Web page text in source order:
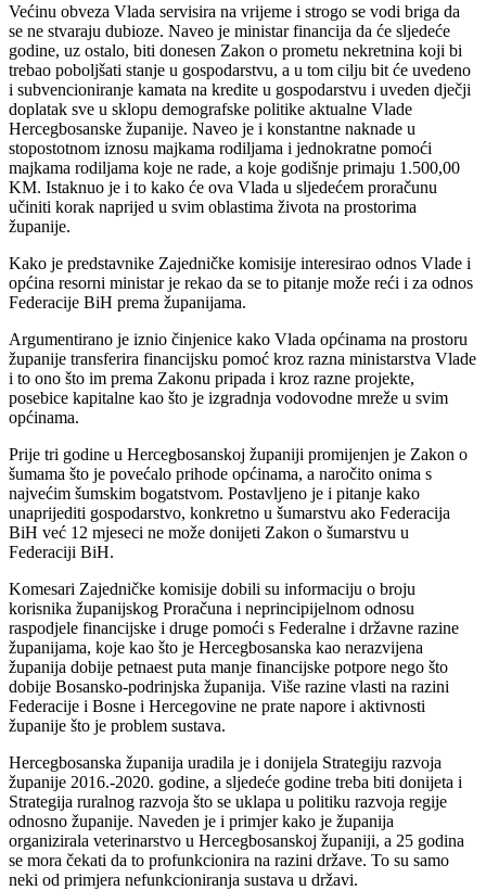
Većinu obveza Vlada servisira na vrijeme i strogo se vodi briga da
se ne stvaraju dubioze. Naveo je ministar financija da će sljedeće
godine, uz ostalo, biti donesen Zakon o prometu nekretnina koji bi
trebao poboljšati stanje u gospodarstvu, a u tom cilju bit će uvedeno
i subvencioniranje kamata na kredite u gospodarstvu i uveden dječji
doplatak sve u sklopu demografske politike aktualne Vlade
Hercegbosanske županije. Naveo je i konstantne naknade u
stopostotnom iznosu majkama rodiljama i jednokratne pomoći
majkama rodiljama koje ne rade, a koje godišnje primaju 1.500,00
KM. Istaknuo je i to kako će ova Vlada u sljedećem proračunu
učiniti korak naprijed u svim oblastima života na prostorima
županije.
Kako je predstavnike Zajedničke komisije interesirao odnos Vlade i
općina resorni ministar je rekao da se to pitanje može reći i za odnos
Federacije BiH prema županijama.
Argumentirano je iznio činjenice kako Vlada općinama na prostoru
županije transferira financijsku pomoć kroz razna ministarstva Vlade
i to ono što im prema Zakonu pripada i kroz razne projekte,
posebice kapitalne kao što je izgradnja vodovodne mreže u svim
općinama.
Prije tri godine u Hercegbosanskoj županiji promijenjen je Zakon o
šumama što je povećalo prihode općinama, a naročito onima s
najvećim šumskim bogatstvom. Postavljeno je i pitanje kako
unaprijediti gospodarstvo, konkretno u šumarstvu ako Federacija
BiH već 12 mjeseci ne može donijeti Zakon o šumarstvu u
Federaciji BiH.
Komesari Zajedničke komisije dobili su informaciju o broju
korisnika županijskog Proračuna i neprincipijelnom odnosu
raspodjele financijske i druge pomoći s Federalne i državne razine
županijama, koje kao što je Hercegbosanska kao nerazvijena
županija dobije petnaest puta manje financijske potpore nego što
dobije Bosansko-podrinjska županija. Više razine vlasti na razini
Federacije i Bosne i Hercegovine ne prate napore i aktivnosti
županije što je problem sustava.
Hercegbosanska županija uradila je i donijela Strategiju razvoja
županije 2016.-2020. godine, a sljedeće godine treba biti donijeta i
Strategija ruralnog razvoja što se uklapa u politiku razvoja regije
odnosno županije. Naveden je i primjer kako je županija
organizirala veterinarstvo u Hercegbosanskoj županiji, a 25 godina
se mora čekati da to profunkcionira na razini države. To su samo
neki od primjera nefunkcioniranja sustava u državi.